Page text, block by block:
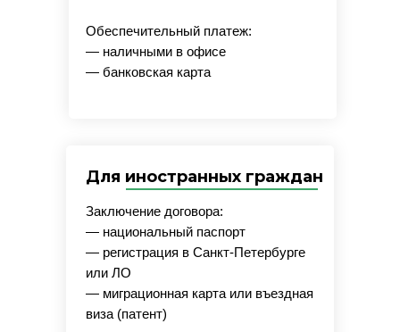
Для иностранных граждан
Обеспечительный платеж:
— наличными в офисе
— банковская карта
Заключение договора:
— национальный паспорт
— регистрация в Санкт-Петербурге
или ЛО
— миграционная карта или въездная
виза (патент)